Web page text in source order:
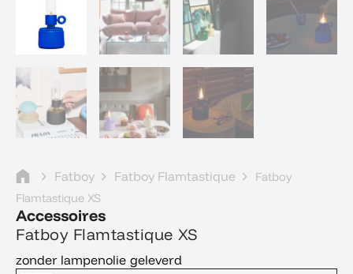
Fatboy Fatboy Flamtastique
Fatboy
Flamtastique XS
Accessoires
Fatboy Flamtastique XS
zonder lampenolie geleverd